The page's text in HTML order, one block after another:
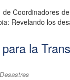
Coordinadores
Revelando los
la